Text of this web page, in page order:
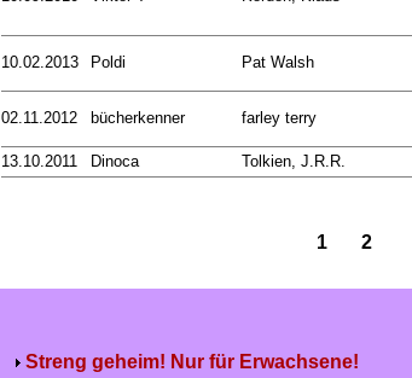
10.02.2013 Poldi Pat Walsh
02.11.2012 bücherkenner farley terry
13.10.2011 Dinoca Tolkien, J.R.R.
1 2
Streng geheim! Nur für Erwachsene!